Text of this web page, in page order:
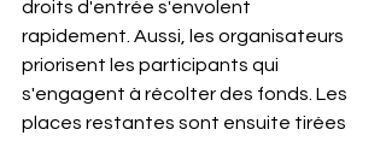
droits d'entrée s'envolent
rapidement. Aussi, les organisateurs
priorisent les participants qui
s'engagent à récolter des fonds. Les
places restantes sont ensuite tirées